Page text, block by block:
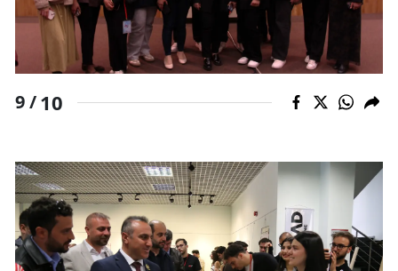
9 /10